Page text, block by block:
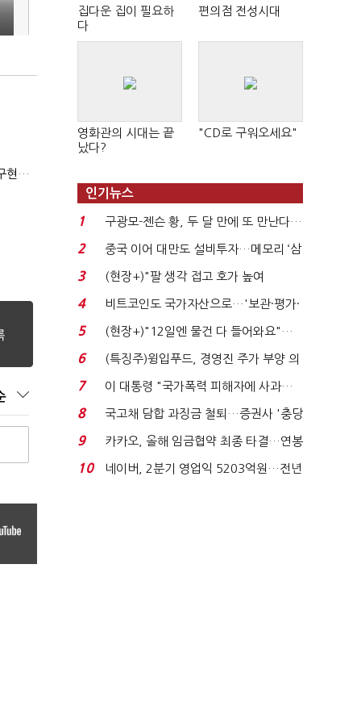
(신년사)이낙연 "'회복'과 '출발'의 새해…'전진'과 '통합' 구현할 것"
집다운 집이 필요하
다
편의점 전성시대
영화관의 시대는 끝
났다?
"CD로 구워오세요"
인기뉴스
1
구광모-젠슨 황, 두 달 만에 또 만난다…
로봇·AI 등 논...
2
중국 이어 대만도 설비투자…메모리 ‘삼
국전쟁’
3
(현장+)"팔 생각 접고 호가 높여
요"…'덜 똘똘한 한 채' 20...
4
비트코인도 국가자산으로…'보관·평가·
처분' 기준은 ...
5
(현장+)"12일엔 물건 다 들어와요"…
빈 매대 채우며 문 연 ...
6
(특징주)윙입푸드, 경영진 주가 부양 의
지에 상한가...
7
이 대통령 "국가폭력 피해자에 사과…
적극적 조사로 진...
8
국고채 담합 과징금 철퇴…증권사 '충당
금 폭탄' 우려...
9
카카오, 올해 임금협약 최종 타결…연봉
6.3% 인상·격려...
10
네이버, 2분기 영업익 5203억원…전년